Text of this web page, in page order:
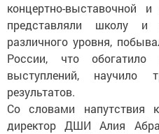
концертно-выставочной и
представляли школу и
различного уровня,
России, что
выступлений, научило
результатов.
Со словами напутствия
директор ДШИ Алия